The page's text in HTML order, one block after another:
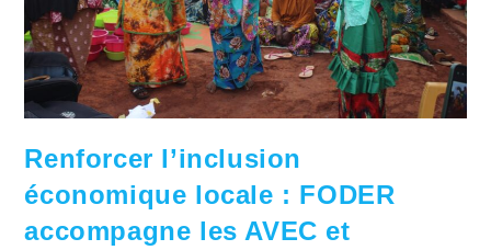
Renforcer l’inclusion
économique locale : FODER
accompagne les AVEC et